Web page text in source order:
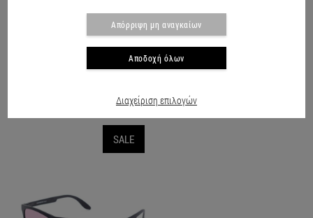
SALE
Απόρριψη μη αναγκαίων
Αποδοχή όλων
Διαχείριση επιλογών